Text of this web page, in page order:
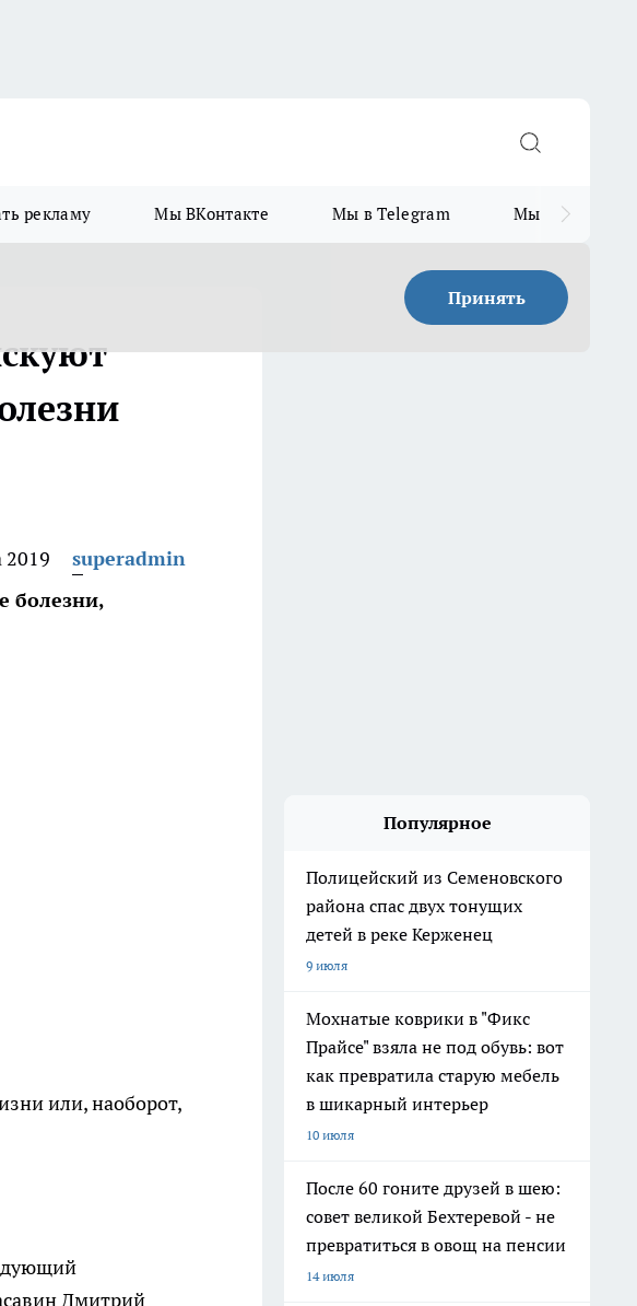
рекламу Мы ВКонтакте Мы в Telegram Мы в MAX
Принять
2019
superadmin
болезни,
или, наоборот,
Дмитрий
Популярное
Полицейский из Семеновского
района спас двух тонущих
детей в реке Керженец
9 июля
Мохнатые коврики в "Фикс
Прайсе" взяла не под обувь: вот
как превратила старую мебель
в шикарный интерьер
10 июля
После 60 гоните друзей в шею:
совет великой Бехтеревой - не
превратиться в овощ на пенсии
14 июля